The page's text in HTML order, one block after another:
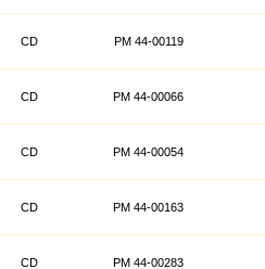
CD PM 44-00119
CD PM 44-00066
CD PM 44-00054
CD PM 44-00163
CD PM 44-00283